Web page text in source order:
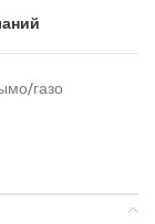
газо